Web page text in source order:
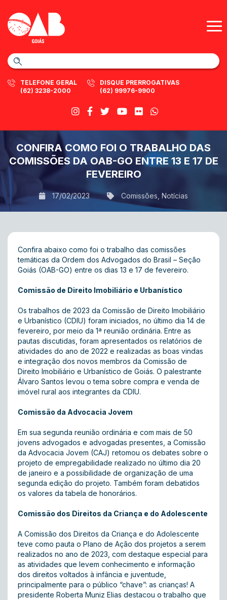
TELEFONE GERAL
(62) 3238-2000
DISQUE PRERROGATIVAS
(62) 99976-9900
CONFIRA COMO FOI O TRABALHO DAS
COMISSÕES DA OAB-GO ENTRE 13 E 17 DE
FEVEREIRO
17/02/2023 Comissões Notícias
Confira abaixo como foi o trabalho das comissões
temáticas da Ordem dos Advogados do Brasil – Seção
Goiás (OAB-GO) entre os dias 13 e 17 de fevereiro.
Comissão de Direito Imobiliário e Urbanístico
Os trabalhos de 2023 da Comissão de Direito Imobiliário
e Urbanístico (CDIU) foram iniciados, no último dia 14 de
fevereiro, por meio da 1ª reunião ordinária. Entre as
pautas discutidas, foram apresentados os relatórios de
atividades do ano de 2022 e realizadas as boas vindas
e integração dos novos membros da Comissão de
Direito Imobiliário e Urbanístico de Goiás. O palestrante
Álvaro Santos levou o tema sobre compra e venda de
imóvel rural aos integrantes da CDIU.
Comissão da Advocacia Jovem
Em sua segunda reunião ordinária e com mais de 50
jovens advogados e advogadas presentes, a Comissão
da Advocacia Jovem (CAJ) retomou os debates sobre o
projeto de empregabilidade realizado no último dia 20
de janeiro e a possibilidade de organização de uma
segunda edição do projeto. Também foram debatidos
os valores da tabela de honorários.
Comissão dos Direitos da Criança e do Adolescente
A Comissão dos Direitos da Criança e do Adolescente
teve como pauta o Plano de Ação dos projetos a serem
realizados no ano de 2023, com destaque especial para
as atividades que levem conhecimento e informação
dos direitos voltados à infância e juventude,
principalmente para o público “chave”: as crianças! A
presidente Roberta Muniz Elias destacou o trabalho que